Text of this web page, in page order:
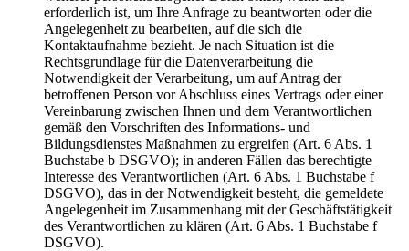
erforderlich ist, um Ihre Anfrage zu beantworten oder die
Angelegenheit zu bearbeiten, auf die sich die
Kontaktaufnahme bezieht. Je nach Situation ist die
Rechtsgrundlage für die Datenverarbeitung die
Notwendigkeit der Verarbeitung, um auf Antrag der
betroffenen Person vor Abschluss eines Vertrags oder einer
Vereinbarung zwischen Ihnen und dem Verantwortlichen
gemäß den Vorschriften des Informations- und
Bildungsdienstes Maßnahmen zu ergreifen (Art. 6 Abs. 1
Buchstabe b DSGVO); in anderen Fällen das berechtigte
Interesse des Verantwortlichen (Art. 6 Abs. 1 Buchstabe f
DSGVO), das in der Notwendigkeit besteht, die gemeldete
Angelegenheit im Zusammenhang mit der Geschäftstätigkeit
des Verantwortlichen zu klären (Art. 6 Abs. 1 Buchstabe f
DSGVO).